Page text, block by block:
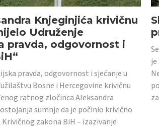
Knjeginjića krivičnu
Udruženje
pravda, odgovornost i
pravda, odgovornost i sjećanje u
Bosne i Hercegovine krivičnu
ratnog zločinca Aleksandra
sumnje da je počinio krivično
zakona BiH – izazivanje